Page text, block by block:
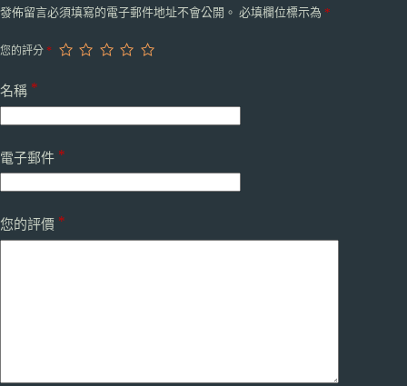
發佈留言必須填寫的電子郵件地址不會公開。 必填欄位標示為 *
您的評分 *
名稱 *
電子郵件 *
您的評價 *